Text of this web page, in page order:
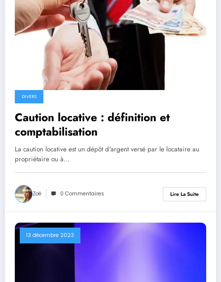
DIVERS
Caution locative : définition et
comptabilisation
La caution locative est un dépôt d'argent versé par le locataire au
propriétaire ou à…
Zoé 0 Commentaires Lire La Suite
13 décembre 2023